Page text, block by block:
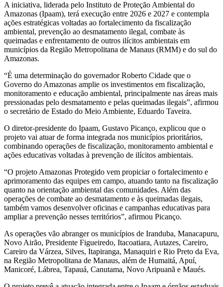
A iniciativa, liderada pelo Instituto de Proteção Ambiental do
Amazonas (Ipaam), terá execução entre 2026 e 2027 e contempla
ações estratégicas voltadas ao fortalecimento da fiscalização
ambiental, prevenção ao desmatamento ilegal, combate às
queimadas e enfrentamento de outros ilícitos ambientais em
municípios da Região Metropolitana de Manaus (RMM) e do sul do
Amazonas.
“É uma determinação do governador Roberto Cidade que o
Governo do Amazonas amplie os investimentos em fiscalização,
monitoramento e educação ambiental, principalmente nas áreas mais
pressionadas pelo desmatamento e pelas queimadas ilegais”, afirmou
o secretário de Estado do Meio Ambiente, Eduardo Taveira.
O diretor-presidente do Ipaam, Gustavo Picanço, explicou que o
projeto vai atuar de forma integrada nos municípios prioritários,
combinando operações de fiscalização, monitoramento ambiental e
ações educativas voltadas à prevenção de ilícitos ambientais.
“O projeto Amazonas Protegido vem propiciar o fortalecimento e
aprimoramento das equipes em campo, atuando tanto na fiscalização
quanto na orientação ambiental das comunidades. Além das
operações de combate ao desmatamento e às queimadas ilegais,
também vamos desenvolver oficinas e campanhas educativas para
ampliar a prevenção nesses territórios”, afirmou Picanço.
As operações vão abranger os municípios de Iranduba, Manacapuru,
Novo Airão, Presidente Figueiredo, Itacoatiara, Autazes, Careiro,
Careiro da Várzea, Silves, Itapiranga, Manaquiri e Rio Preto da Eva,
na Região Metropolitana de Manaus, além de Humaitá, Apuí,
Manicoré, Lábrea, Tapauá, Canutama, Novo Aripuanã e Maués.